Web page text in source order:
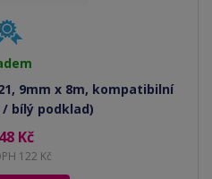
9mm x 8m, kompatibilní
bílý podklad)
Kč
122 Kč